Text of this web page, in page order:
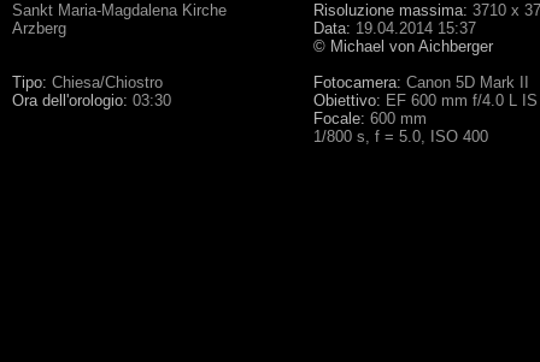
Sankt Maria-Magdalena Kirche
Arzberg
Tipo: Chiesa/Chiostro
Ora dell'orologio: 03:30
Risoluzione massima: 3710 x
Data: 19.04.2014 15:37
© Michael von Aichberger
Fotocamera: Canon 5D Mark II
Obiettivo: EF 600 mm f/4.0 L
Focale: 600 mm
1/800 s, f = 5.0, ISO 400